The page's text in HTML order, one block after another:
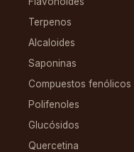
Terpenos
Alcaloides
Saponinas
Compuestos fenólicos
Polifenoles
Glucósidos
Quercetina